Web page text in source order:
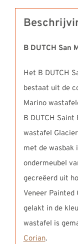
B DUTCH San
Het B DUTCH
bestaat uit de
Marino
B DUTCH
wastafel
met de wasbak
ondermeubel
gecreëerd uit
Veneer
gelakt in de
wastafel is
Corian.